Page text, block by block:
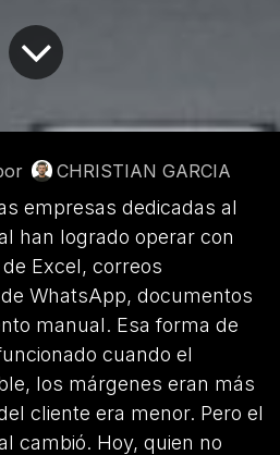
CHRISTIAN GARCIA
empresas dedicadas al
han logrado operar con
Excel, correos
WhatsApp, documentos
manual. Esa forma de
cuando el
los márgenes eran más
cliente era menor. Pero el
cambió. Hoy, quien no